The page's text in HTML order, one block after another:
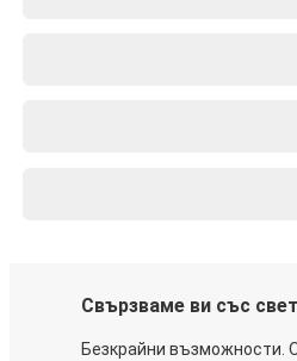
Свързваме ви със
Безкрайни възможности.